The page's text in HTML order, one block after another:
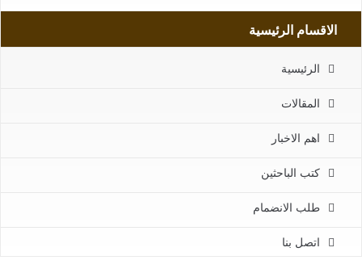
الاقسام الرئيسية
الرئيسية
المقالات
اهم الاخبار
كتب الباحثين
طلب الانضمام
اتصل بنا